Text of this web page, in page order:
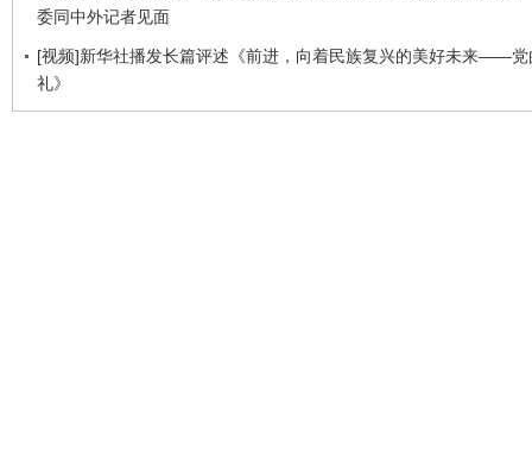
委同中外记者见面
[视频]新华社播发长篇评述《前进，向着民族复兴的美好未来——党
礼》